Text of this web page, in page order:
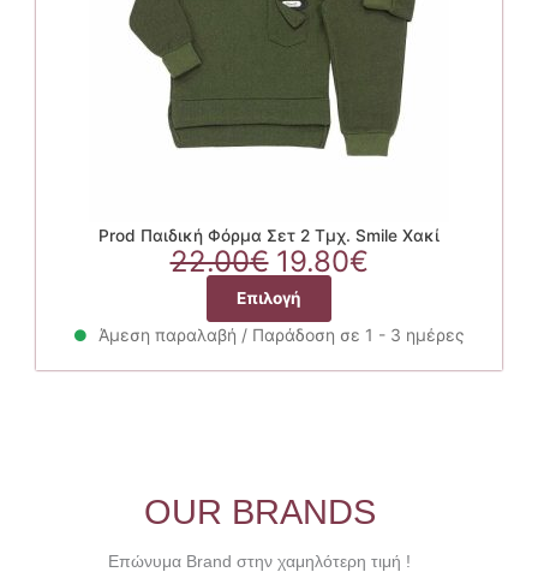
του
προϊόντος
Prod Παιδική Φόρμα Σετ 2 Τμχ. Smile Χακί
22.00€ Original
price
was:
22.00€.
19.80€Η
είναι:
19.80€.
Επιλογή
προϊόν
έχει
μπορούν
να
επιλεγούν
Άμεση παραλαβή / Παράδοση σε 1 - 3 ημέρες
OUR BRANDS
Επώνυμα Brand στην χαμηλότερη τιμή !